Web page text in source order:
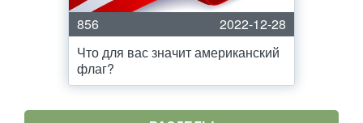
856
2022-12-28
Что для вас значит американский
флаг?